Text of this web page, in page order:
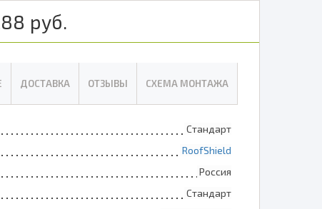
руб.
ДОСТАВКА ОТЗЫВЫ СХЕМА МОНТАЖА
Стандарт
RoofShield
Россия
Стандарт